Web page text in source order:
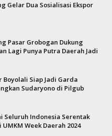
Gelar Dua Sosialisasi Ekspor
Pasar Grobogan Dukung
Lagi Punya Putra Daerah Jadi
Boyolali Siap Jadi Garda
Sudaryono di Pilgub
Seluruh Indonesia Serentak
Week Daerah 2024